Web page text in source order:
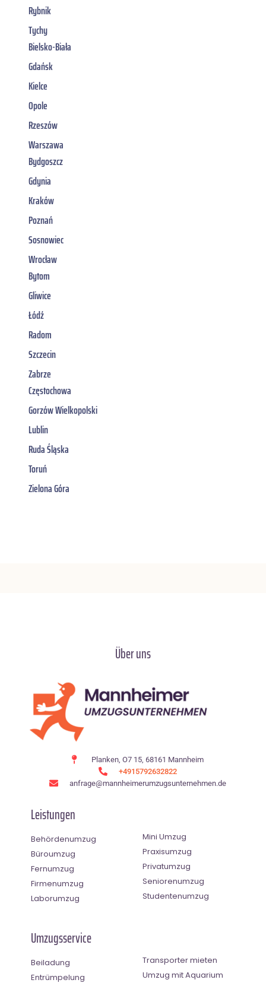
Rybnik
Tychy
Bielsko-Biała
Gdańsk
Kielce
Opole
Rzeszów
Warszawa
Bydgoszcz
Gdynia
Kraków
Poznań
Sosnowiec
Wrocław
Bytom
Gliwice
Łódź
Radom
Szczecin
Zabrze
Częstochowa
Gorzów Wielkopolski
Lublin
Ruda Śląska
Toruń
Zielona Góra
Über uns
Planken, O7 15, 68161 Mannheim
+4915792632822
anfrage@mannheimerumzugsunternehmen.de
Leistungen
Behördenumzug
Büroumzug
Fernumzug
Firmenumzug
Laborumzug
Mini Umzug
Praxisumzug
Privatumzug
Seniorenumzug
Studentenumzug
Umzugsservice
Beiladung
Entrümpelung
Transporter mieten
Umzug mit Aquarium